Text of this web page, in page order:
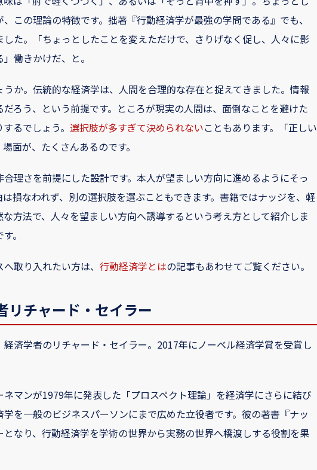
この理論の特徴です。拙著『行動経済学が最強の学問である』でも、
た。「ちょっとしたことを変えただけで、さりげなく促し、人々に影
働きかけだ、と。
か。伝統的な経済学は、人間を合理的な存在と捉えてきました。情報
ろう、という前提です。ところが現実の人間は、面倒なことを避けた
るでしょう。 選択肢が多すぎて決められないこともあります。「正しい
面が、たくさんあるのです。
理さを前提にした設計です。本人が望ましい方向に進めるようにそっ
損なわれず、別の選択肢を選ぶこともできます。書籍ではナッジを、軽
方法で、人々を望ましい方向へ誘導するという考え方として紹介しま
。
取り入れたい方は、 行動経済学とはの記事もあわせてご覧ください。
リチャード・セイラー
済学者のリチャード・セイラー。2017年にノーベル経済学賞を受賞し
マンが1979年に発表した「プロスペクト理論」を経済学にさらに結び
を一般のビジネスパーソンにまで広めた立役者です。彼の著書『ナッ
なり、行動経済学を学術の世界から実務の世界へ橋渡しする役割を果